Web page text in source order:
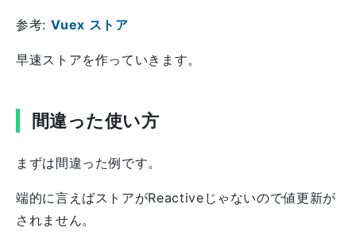
参考: Vuex ストア
早速ストアを作っていきます。
間違った使い方
まずは間違った例です。
端的に言えばストアがReactiveじゃないので値更新が
されません。